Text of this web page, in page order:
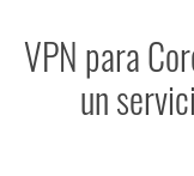
VPN para
un